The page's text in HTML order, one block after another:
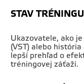
STAV TRÉNINGU
Ukazovatele, ako
(VST) alebo
lepší prehľad o
tréningovej záťaži.